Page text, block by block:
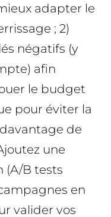
adapter le
; 2)
négatifs (y
afin
le budget
pour éviter la
de
une
(A/B tests
en
valider vos